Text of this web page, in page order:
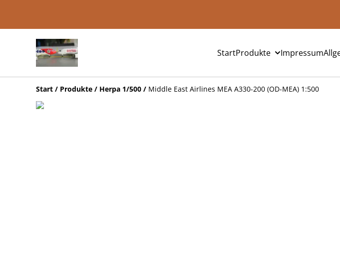
StartProdukte Impressum
Start / Produkte / Herpa 1/500 / Middle East Airlines MEA A330-200 (OD-MEA) 1:500